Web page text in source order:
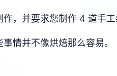
，并要求您制作 4 道手工
情并不像烘焙那么容易。